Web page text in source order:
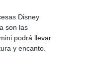
Disney
son las
podrá llevar
y encanto.